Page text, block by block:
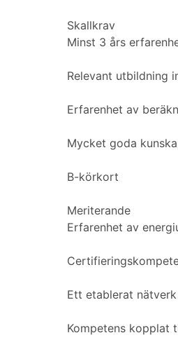
Skallkrav
Minst 3 års
Relevant utbildning
Erfarenhet av
Mycket goda
B-körkort
Meriterande
Erfarenhet av
Ett etablerat
Kompetens kopplat